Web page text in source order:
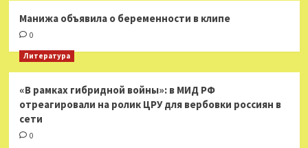
Манижа объявила о беременности в клипе
0
Литература
«В рамках гибридной войны»: в МИД РФ
отреагировали на ролик ЦРУ для вербовки россиян в
сети
0